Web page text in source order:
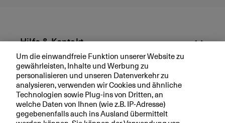
Hilfe & Kontakt
Aktuell
Ihre BKB
Um die einwandfreie Funktion unserer Website zu
gewährleisten, Inhalte und Werbung zu
personalisieren und unseren Datenverkehr zu
analysieren, verwenden wir Cookies und ähnliche
Technologien sowie Plug-ins von Dritten, an
welche Daten von Ihnen (wie z.B. IP-Adresse)
gegebenenfalls auch ins Ausland übermittelt